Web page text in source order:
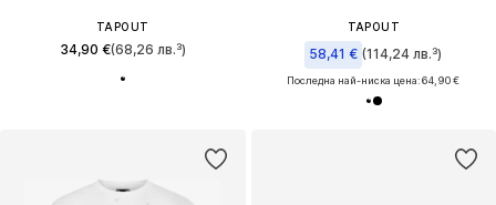
TAPOUT
34,90 €(68,26 лв.³)
TAPOUT
58,41 € (114,24 лв.³)
Последна най-ниска цена:64,90 €